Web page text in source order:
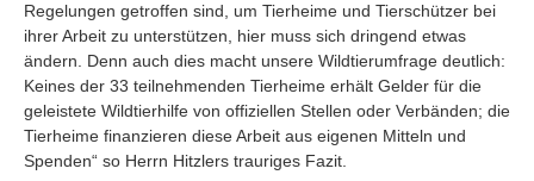
Regelungen getroffen sind, um Tierheime und Tierschützer bei
ihrer Arbeit zu unterstützen, hier muss sich dringend etwas
ändern. Denn auch dies macht unsere Wildtierumfrage deutlich:
Keines der 33 teilnehmenden Tierheime erhält Gelder für die
geleistete Wildtierhilfe von offiziellen Stellen oder Verbänden; die
Tierheime finanzieren diese Arbeit aus eigenen Mitteln und
Spenden“ so Herrn Hitzlers trauriges Fazit.